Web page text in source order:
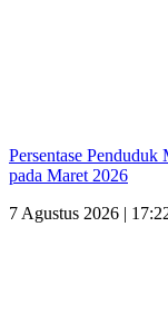
Persentase
pada Maret 2026
7 Agustus 2026 |